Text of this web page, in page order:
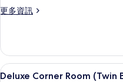
所
片
更多資訊
更
Room
Sea
View
顯 10
Deluxe Corner Room (Twin